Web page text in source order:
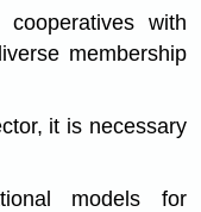
with
membership
it is necessary
models for